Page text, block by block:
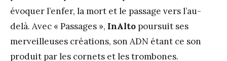
évoquer l’enfer, la mort et le passage vers l’au-
delà. Avec « Passages », InAlto poursuit ses
merveilleuses créations, son ADN étant ce son
produit par les cornets et les trombones.